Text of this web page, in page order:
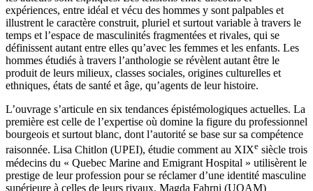
expériences, entre idéal et vécu des hommes y sont palpables et
illustrent le caractère construit, pluriel et surtout variable à travers le
temps et l’espace de masculinités fragmentées et rivales, qui se
définissent autant entre elles qu’avec les femmes et les enfants. Les
hommes étudiés à travers l’anthologie se révèlent autant être le
produit de leurs milieux, classes sociales, origines culturelles et
ethniques, états de santé et âge, qu’agents de leur histoire.
L’ouvrage s’articule en six tendances épistémologiques actuelles. La
première est celle de l’expertise où domine la figure du professionnel
bourgeois et surtout blanc, dont l’autorité se base sur sa compétence
raisonnée. Lisa Chitlon (UPEI), étudie comment au XIXe siècle trois
médecins du « Quebec Marine and Emigrant Hospital » utilisèrent le
prestige de leur profession pour se réclamer d’une identité masculine
supérieure à celles de leurs rivaux. Magda Fahrni (UQAM)